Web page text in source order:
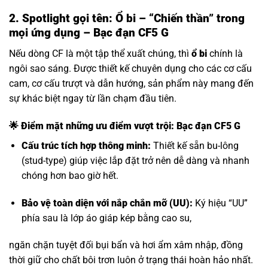
2. Spotlight gọi tên: Ổ bi – “Chiến thần” trong
mọi ứng dụng – Bạc đạn CF5 G
Nếu dòng CF là một tập thể xuất chúng, thì ổ bi chính là
ngôi sao sáng. Được thiết kế chuyên dụng cho các cơ cấu
cam, cơ cấu trượt và dẫn hướng, sản phẩm này mang đến
sự khác biệt ngay từ lần chạm đầu tiên.
🌟 Điểm mặt những ưu điểm vượt trội: Bạc đạn CF5 G
Cấu trúc tích hợp thông minh: Thiết kế sẵn bu-lông
(stud-type) giúp việc lắp đặt trở nên dễ dàng và nhanh
chóng hơn bao giờ hết.
Bảo vệ toàn diện với nắp chắn mỡ (UU): Ký hiệu “UU”
phía sau là lớp áo giáp kép bằng cao su,
ngăn chặn tuyệt đối bụi bẩn và hơi ẩm xâm nhập, đồng
thời giữ cho chất bôi trơn luôn ở trạng thái hoàn hảo nhất.